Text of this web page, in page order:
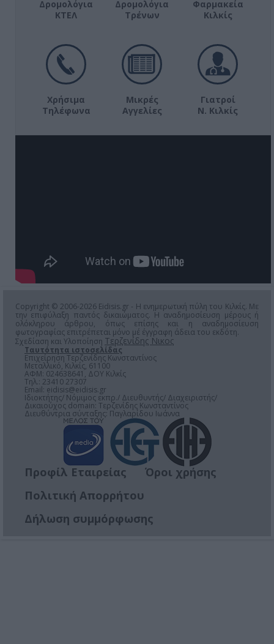
Δρομολόγια
ΚΤΕΛ
Δρομολόγια
Τρένων
Φαρμακεία
Κιλκίς
Χρήσιμα
Τηλέφωνα
Μικρές
Αγγελίες
Γιατροί
Ν. Κιλκίς
Copyright © 2006-2026 Eidisis.gr - Η ενημερωτική πύλη του Κιλκίς. Με
την επιφύλαξη παντός δικαιώματος. Η αναδημοσίευση μέρους ή
ολόκληρου άρθρου, όπως επίσης και η αναδημοσίευση
φωτογραφίας επιτρέπεται μόνο μέ έγγραφη άδεια του εκδότη.
Σχεδίαση και Υλοποίηση Τερζενίδης Νικος
Ταυτότητα ιστοσελίδας
Επιχείρηση Τερζενίδης Κωνσταντίνος
Μεταλλικό, Κιλκίς, 61100
ΑΦΜ: 024638641, ΔΟΥ Κιλκίς
Τηλ.: 23410 27307
Email: eidisis@eidisis.gr
Ιδιοκτήτης/ Νόμιμος εκπρ./ Διευθυντής/ Διαχειριστής/
Δικαιούχος domain: Τερζενίδης Κωνσταντίνος
Διευθύντρια σύνταξης: Παγλαρίδου Ιωάννα
Προφίλ Εταιρείας
Όροι χρήσης
Πολιτική Απορρήτου
Δήλωση συμμόρφωσης